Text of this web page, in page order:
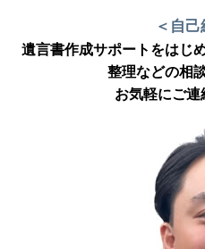
＜自己
遺言書作成サポートをはじ
整理などの相
お気軽にご連